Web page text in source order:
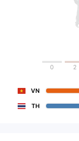
0 2
VN
TH